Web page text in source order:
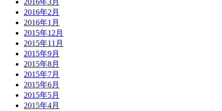
2016年3月
2016年2月
2016年1月
2015年12月
2015年11月
2015年9月
2015年8月
2015年7月
2015年6月
2015年5月
2015年4月